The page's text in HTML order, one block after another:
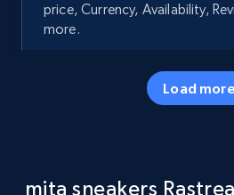
price, Currency, Availability,
more.
5.7K+
specific keywords
Load more
mita sneakers